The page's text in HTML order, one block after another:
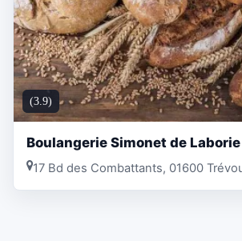
(3.9)
Boulangerie Simonet de Laborie
17 Bd des Combattants, 01600